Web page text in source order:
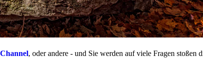
, oder andere - und Sie werden auf viele Fragen stoßen